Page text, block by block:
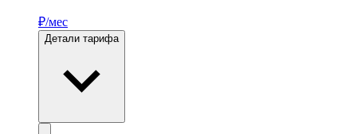
₽/мес
Детали тарифа